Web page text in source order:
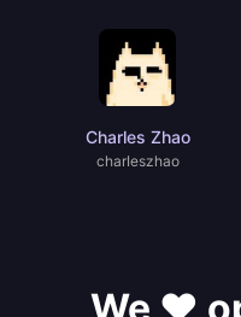
Charles Zhao
charIeszhao